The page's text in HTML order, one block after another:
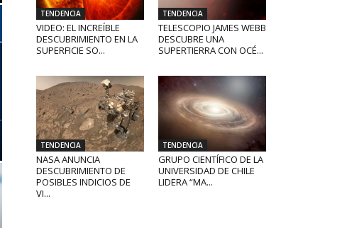
TENDENCIA
VIDEO: EL INCREÍBLE
DESCUBRIMIENTO EN LA
SUPERFICIE SO...
TENDENCIA
TELESCOPIO JAMES WEBB
DESCUBRE UNA
SUPERTIERRA CON OCÉ...
TENDENCIA
NASA ANUNCIA
DESCUBRIMIENTO DE
POSIBLES INDICIOS DE
VI...
TENDENCIA
GRUPO CIENTÍFICO DE LA
UNIVERSIDAD DE CHILE
LIDERA “MA...